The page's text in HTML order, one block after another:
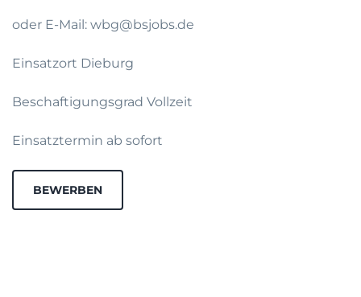
oder E-Mail: wbg@bsjobs.de
Einsatzort Dieburg
Beschaftigungsgrad Vollzeit
Einsatztermin ab sofort
BEWERBEN